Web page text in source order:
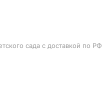
сада с доставкой по РФ